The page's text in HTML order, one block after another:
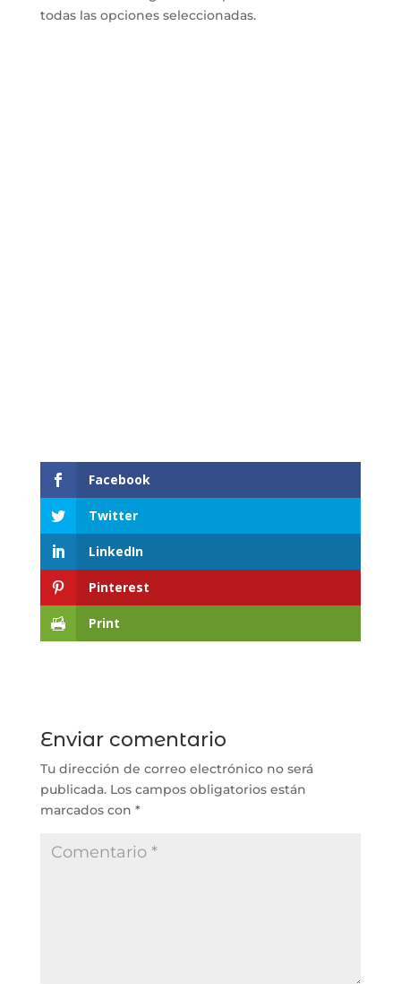
todas las opciones seleccionadas.
Facebook
Twitter
LinkedIn
Pinterest
Print
Enviar comentario
Tu dirección de correo electrónico no será
publicada. Los campos obligatorios están
marcados con *